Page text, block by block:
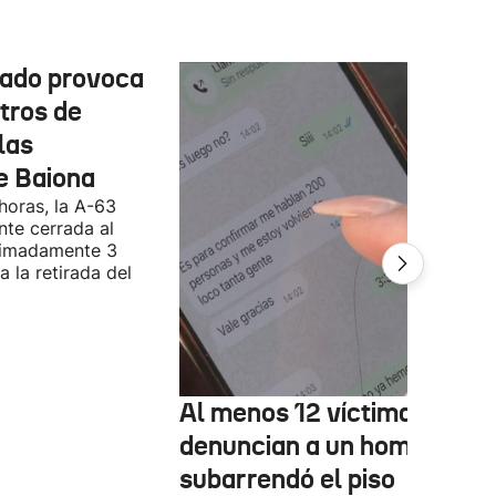
provoca
de
Baiona
la A-63
cerrada al
3
la retirada del
Al menos 12 víctimas
denuncian a un hombre
subarrendó el piso